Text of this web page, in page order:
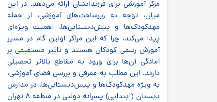
مرکز آموزشی برای فرزندانشان ارائه می‌دهد. در این
میان، توجه به زیرساخت‌های آموزشی، از جمله
مهدکودک‌ها و پیش‌دبستانی‌ها، اهمیت ویژه‌ای
پیدا می‌کند، چرا که این مراکز اولین گام در مسیر
آموزش رسمی کودکان هستند و تاثیر مستقیمی بر
آمادگی آن‌ها برای ورود به مقاطع بالاتر تحصیلی
دارند. این مطلب به معرفی و بررسی فضای آموزشی،
به ویژه مهدکودک‌ها و پیش‌دبستانی‌ها، در مدارس
دبستان (ابتدایی) پسرانه دولتی در منطقه ۸ تهران